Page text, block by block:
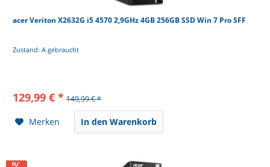
acer Veriton X2632G i5 4570 2,9GHz 4GB 256GB SSD Win 7 Pro SFF
Zustand: A gebraucht
129,99 € * 149,99 € *
Merken In den Warenkorb